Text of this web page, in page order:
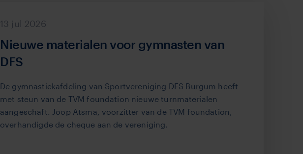
13 jul 2026
Nieuwe materialen voor gymnasten van
DFS
De gymnastiekafdeling van Sportvereniging DFS Burgum heeft
met steun van de TVM foundation nieuwe turnmaterialen
aangeschaft. Joop Atsma, voorzitter van de TVM foundation,
overhandigde de cheque aan de vereniging.